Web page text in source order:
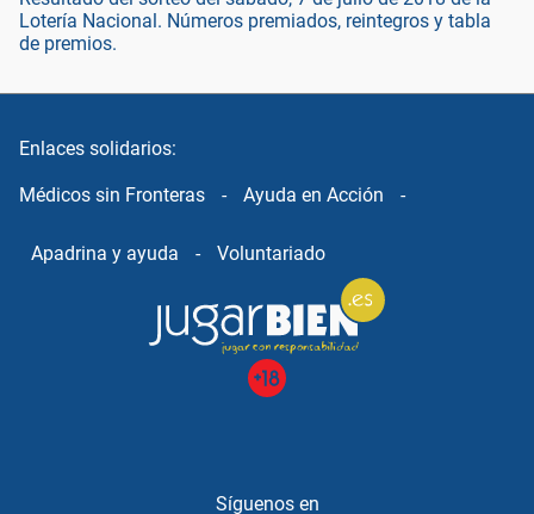
Lotería Nacional. Números premiados, reintegros y tabla
de premios.
Enlaces solidarios:
Médicos sin Fronteras - Ayuda en Acción -
Apadrina y ayuda - Voluntariado